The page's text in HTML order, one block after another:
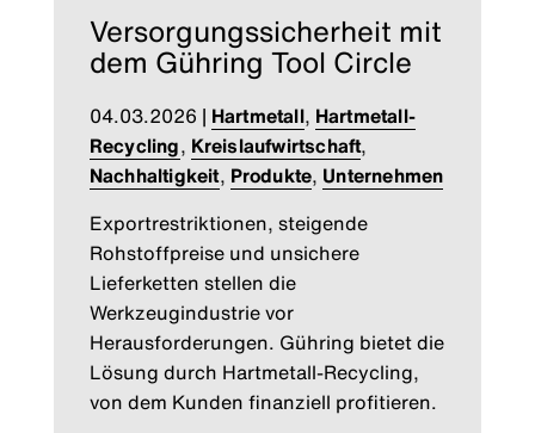
Versorgungssicherheit mit
dem Gühring Tool Circle
04.03.2026 | Hartmetall, Hartmetall-
Recycling, Kreislaufwirtschaft,
Nachhaltigkeit, Produkte, Unternehmen
Exportrestriktionen, steigende
Rohstoffpreise und unsichere
Lieferketten stellen die
Werkzeugindustrie vor
Herausforderungen. Gühring bietet die
Lösung durch Hartmetall-Recycling,
von dem Kunden finanziell profitieren.